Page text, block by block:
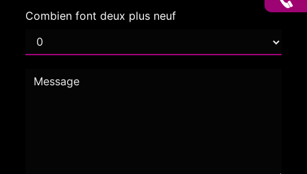
Combien font deux plus neuf